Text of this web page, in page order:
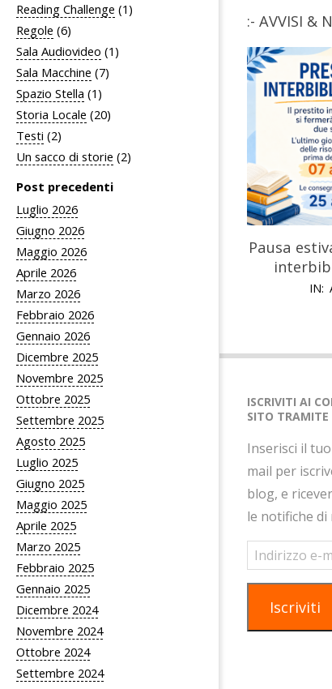
Reading Challenge (1)
Regole (6)
Sala Audiovideo (1)
Sala Macchine (7)
Spazio Stella (1)
Storia Locale (20)
Testi (2)
Un sacco di storie (2)
Post precedenti
Luglio 2026
Giugno 2026
Maggio 2026
Aprile 2026
Marzo 2026
Febbraio 2026
Gennaio 2026
Dicembre 2025
Novembre 2025
Ottobre 2025
Settembre 2025
Agosto 2025
Luglio 2025
Giugno 2025
Maggio 2025
Aprile 2025
Marzo 2025
Febbraio 2025
Gennaio 2025
Dicembre 2024
Novembre 2024
Ottobre 2024
Settembre 2024
:- AVVISI &
Pausa
IN:
ISCRIVITI AI
SITO TRAMITE
Inserisci il
mail per
blog, e
le notifiche di
Indirizzo
e-
mail
Iscriviti